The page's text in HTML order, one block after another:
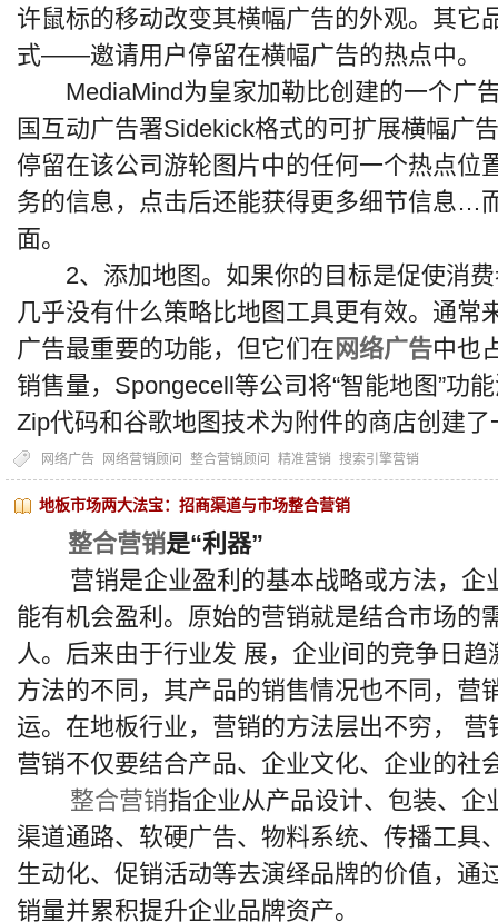
许鼠标的移动改变其横幅广告的外观。其它
式——邀请用户停留在横幅广告的热点中。
MediaMind为皇家加勒比创建的一个广
国互动广告署Sidekick格式的可扩展横幅广
停留在该公司游轮图片中的任何一个热点位
务的信息，点击后还能获得更多细节信息…
面。
2、添加地图。如果你的目标是促使消费
几乎没有什么策略比地图工具更有效。通常
广告最重要的功能，但它们在 网络广告中也
销售量，Spongecell等公司将“智能地图”功
Zip代码和谷歌地图技术为附件的商店创建
网络广告 网络营销顾问 整合营销顾问 精准营销 搜索引擎营销
地板市场两大法宝：招商渠道与市场整合营销
整合营销是“利器”
营销是企业盈利的基本战略或方法，企
能有机会盈利。原始的营销就是结合市场的
人。后来由于行业发 展，企业间的竞争日
方法的不同，其产品的销售情况也不同，营
运。在地板行业，营销的方法层出不穷，
营销不仅要结合产品、企业文化、企业的社
整合营销指企业从产品设计、包装、
渠道通路、软硬广告、物料系统、传播工具
生动化、促销活动等去演绎品牌的价值，通
销量并累积提升企业品牌资产。